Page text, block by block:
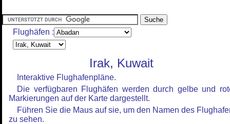
Flughäfen :
Irak, Kuwait
Interaktive Flughafenpläne.
Die verfügbaren Flughäfen werden durch gelbe und
Markierungen auf der Karte dargestellt.
Führen Sie die Maus auf sie, um den Namen des
zu sehen.